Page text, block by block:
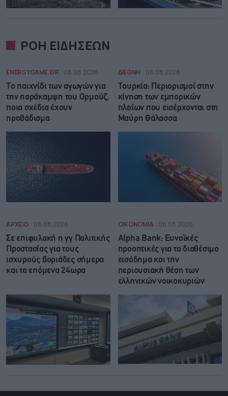
ΡΟΗ ΕΙΔΗΣΕΩΝ
ENERGYGAME.GR 08.08.2026
Το παιχνίδι των αγωγών για
την παράκαμψη του Ορμούζ,
ποια σχέδια έχουν
προβάδισμα
ΔΙΕΘΝΗ 08.08.2026
Τουρκία: Περιορισμοί στην
κίνηση των εμπορικών
πλοίων που εισέρχονται στη
Μαύρη Θάλασσα
ΑΡΧΕΙΟ 08.08.2026
Σε επιφυλακή η γγ Πολιτικής
Προστασίας για τους
ισχυρούς βοριάδες σήμερα
και τα επόμενα 24ωρα
ΟΙΚΟΝΟΜΙΑ 08.08.2026
Alpha Bank: Ευνοϊκές
προοπτικές για το διαθέσιμο
εισόδημα και την
περιουσιακή θέση των
ελληνικών νοικοκυριών